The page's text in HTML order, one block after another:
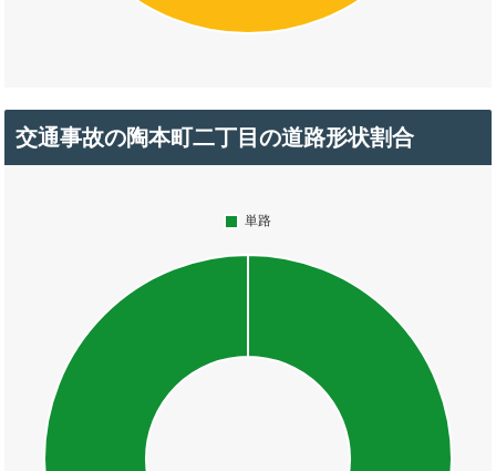
交通事故の陶本町二丁目の道路形状割合